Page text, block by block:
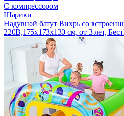
С компрессором
Шарики
Надувной батут Вихрь со
220В,175х173х130 см, от 3 лет,